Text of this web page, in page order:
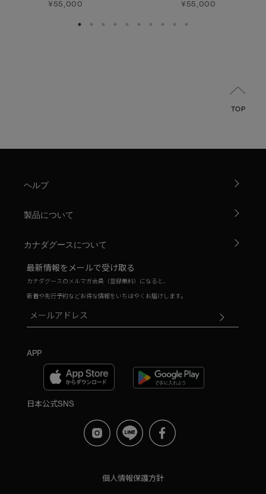
¥55,000 ¥55,000
TOP
ヘルプ
製品について
カナダグースについて
最新情報をメールで受け取る
カナダグースのメルマガ会員（登録無料）になると、
新着や先行予約などお得な情報をいちはやくお届けします。
APP
日本公式SNS
個人情報保護方針